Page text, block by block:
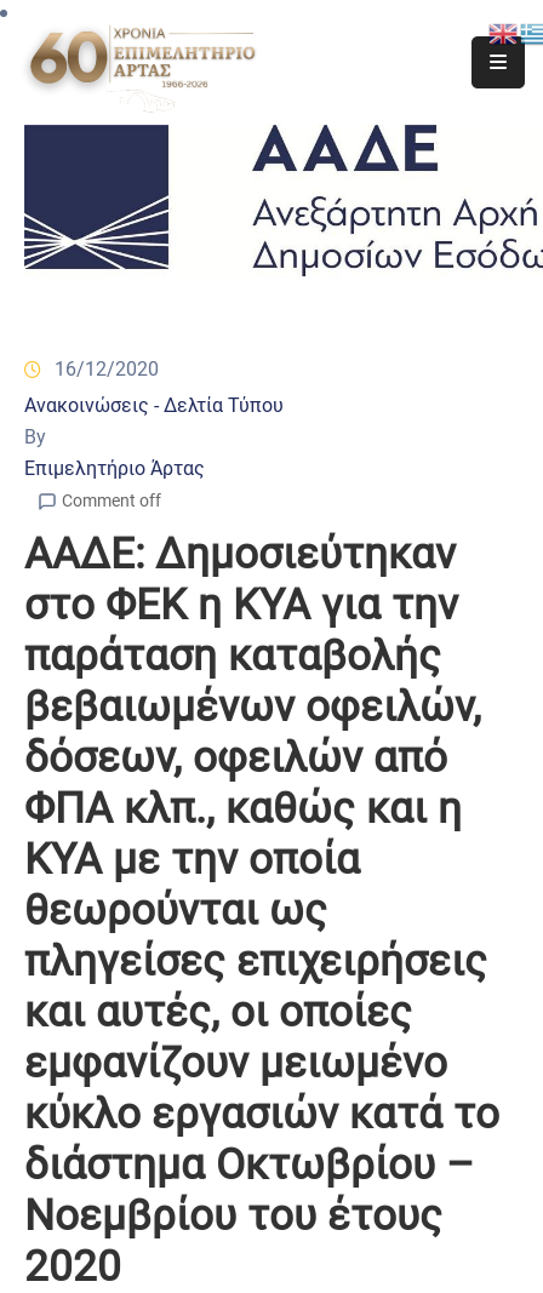
16/12/2020
Ανακοινώσεις - Δελτία Τύπου
By
Επιμελητήριο Άρτας
Comment off
ΑΑΔΕ: Δημοσιεύτηκαν
στο ΦΕΚ η ΚΥΑ για την
παράταση καταβολής
βεβαιωμένων οφειλών,
δόσεων, οφειλών από
ΦΠΑ κλπ., καθώς και η
ΚΥΑ με την οποία
θεωρούνται ως
πληγείσες επιχειρήσεις
και αυτές, οι οποίες
εμφανίζουν μειωμένο
κύκλο εργασιών κατά το
διάστημα Οκτωβρίου –
Νοεμβρίου του έτους
2020